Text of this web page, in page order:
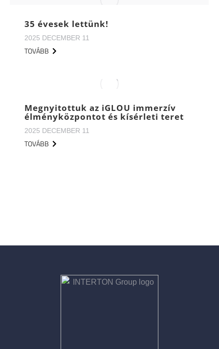
35 évesek lettünk!
2025 DECEMBER 11
TOVÁBB
Megnyitottuk az iGLOU immerzív
élményközpontot és kísérleti teret
2025 DECEMBER 11
TOVÁBB